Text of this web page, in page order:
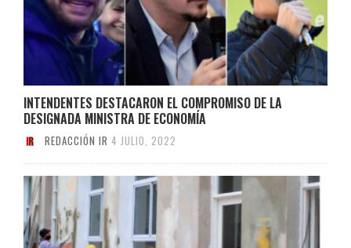
INTENDENTES DESTACARON EL COMPROMISO DE LA
DESIGNADA MINISTRA DE ECONOMÍA
REDACCIÓN IR 4 JULIO, 2022